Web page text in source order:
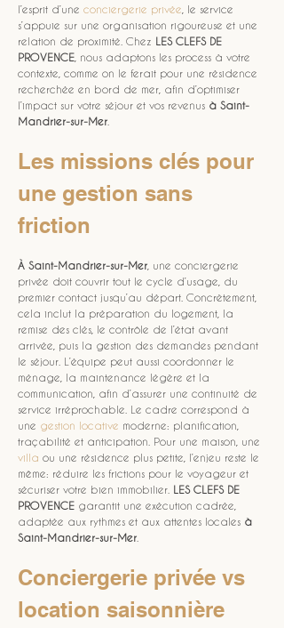
l’esprit d’une conciergerie privée , le service
s’appuie sur une organisation rigoureuse et une
relation de proximité. Chez LES CLEFS DE
PROVENCE , nous adaptons les process à votre
contexte, comme on le ferait pour une résidence
recherchée en bord de mer, afin d’optimiser
l’impact sur votre séjour et vos revenus à Saint-
Mandrier-sur-Mer
Les missions clés pour
une gestion sans
friction
À Saint-Mandrier-sur-Mer , une conciergerie
privée doit couvrir tout le cycle d’usage, du
premier contact jusqu’au départ. Concrètement,
cela inclut la préparation du logement, la
remise des clés, le contrôle de l’état avant
arrivée, puis la gestion des demandes pendant
le séjour. L’équipe peut aussi coordonner le
ménage, la maintenance légère et la
communication, afin d’assurer une continuité de
service irréprochable. Le cadre correspond à
une gestion locative moderne: planification,
traçabilité et anticipation. Pour une maison, une
villa ou une résidence plus petite, l’enjeu reste le
même: réduire les frictions pour le voyageur et
sécuriser votre bien immobilier. LES CLEFS DE
PROVENCE garantit une exécution cadrée,
adaptée aux rythmes et aux attentes locales à
Saint-Mandrier-sur-Mer
Conciergerie privée vs
location saisonnière